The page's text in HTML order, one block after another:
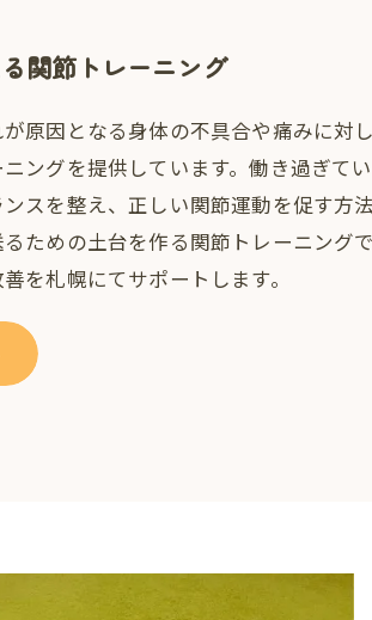
関節トレーニング
原因となる身体の不具合や痛みに対
ングを提供しています。働き過ぎて
スを整え、正しい関節運動を促す方
ための土台を作る関節トレーニング
を札幌にてサポートします。